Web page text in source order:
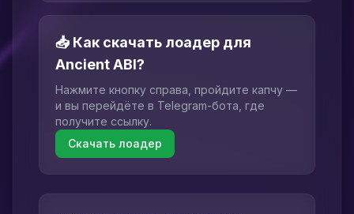
📥 Как скачать лоадер для
Ancient ABI?
Нажмите кнопку справа, пройдите капчу —
и вы перейдёте в Telegram-бота, где
получите ссылку.
Скачать лоадер